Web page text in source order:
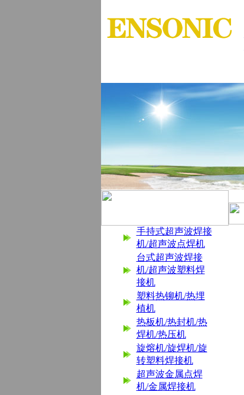
手持式超声波焊接
机/超声波点焊机
台式超声波焊接
机/超声波塑料焊
接机
塑料热铆机/热埋
植机
热板机/热封机/热
焊机/热压机
旋熔机/旋焊机/旋
转塑料焊接机
超声波金属点焊
机/金属焊接机